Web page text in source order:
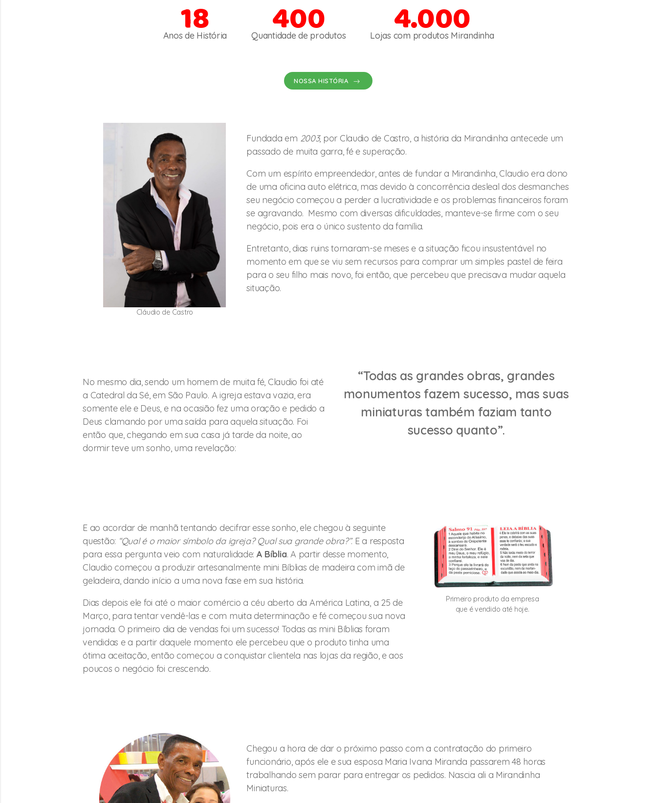
18
Anos de História 400
Quantidade de produtos 4.000
Lojas com produtos Mirandinha
NOSSA HISTÓRIA
Cláudio de Castro
Fundada em 2003, por Claudio de Castro, a história da Mirandinha antecede um
passado de muita garra, fé e superação.
Com um espírito empreendedor, antes de fundar a Mirandinha, Claudio era dono
de uma oficina auto elétrica, mas devido à concorrência desleal dos desmanches
seu negócio começou a perder a lucratividade e os problemas financeiros foram
se agravando. Mesmo com diversas dificuldades, manteve-se firme com o seu
negócio, pois era o único sustento da família.
Entretanto, dias ruins tornaram-se meses e a situação ficou insustentável no
momento em que se viu sem recursos para comprar um simples pastel de feira
para o seu filho mais novo, foi então, que percebeu que precisava mudar aquela
situação.
No mesmo dia, sendo um homem de muita fé, Claudio foi até
a Catedral da Sé, em São Paulo. A igreja estava vazia, era
somente ele e Deus, e na ocasião fez uma oração e pedido a
Deus clamando por uma saída para aquela situação. Foi
então que, chegando em sua casa já tarde da noite, ao
dormir teve um sonho, uma revelação:
“Todas as grandes obras, grandes
monumentos fazem sucesso, mas suas
miniaturas também faziam tanto
sucesso quanto”.
E ao acordar de manhã tentando decifrar esse sonho, ele chegou à seguinte
questão: “Qual é o maior símbolo da igreja? Qual sua grande obra?”. E a resposta
para essa pergunta veio com naturalidade: A Bíblia. A partir desse momento,
Claudio começou a produzir artesanalmente mini Bíblias de madeira com imã de
geladeira, dando início a uma nova fase em sua história.
Dias depois ele foi até o maior comércio a céu aberto da América Latina, a 25 de
Março, para tentar vendê-las e com muita determinação e fé começou sua nova
jornada. O primeiro dia de vendas foi um sucesso! Todas as mini Bíblias foram
vendidas e a partir daquele momento ele percebeu que o produto tinha uma
ótima aceitação, então começou a conquistar clientela nas lojas da região, e aos
poucos o negócio foi crescendo.
Primeiro produto da empresa
que é vendido até hoje.
Chegou a hora de dar o próximo passo com a contratação do primeiro
funcionário, após ele e sua esposa Maria Ivana Miranda passarem 48 horas
trabalhando sem parar para entregar os pedidos. Nascia ali a Mirandinha
Miniaturas.